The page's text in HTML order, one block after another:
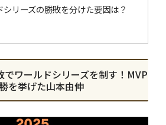
リーズの勝敗を分けた要因は？
でワールドシリーズを制す！MVP
を挙げた山本由伸